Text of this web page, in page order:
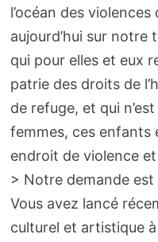
l’océan des violences
aujourd’hui sur
qui pour elles et eux
patrie des droits de
de refuge, et qui
femmes, ces enfants
endroit de violence
> Notre demande
Vous avez lancé
culturel et artistique à